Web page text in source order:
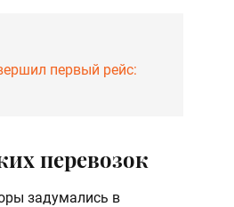
первый рейс:
перевозок
задумались в